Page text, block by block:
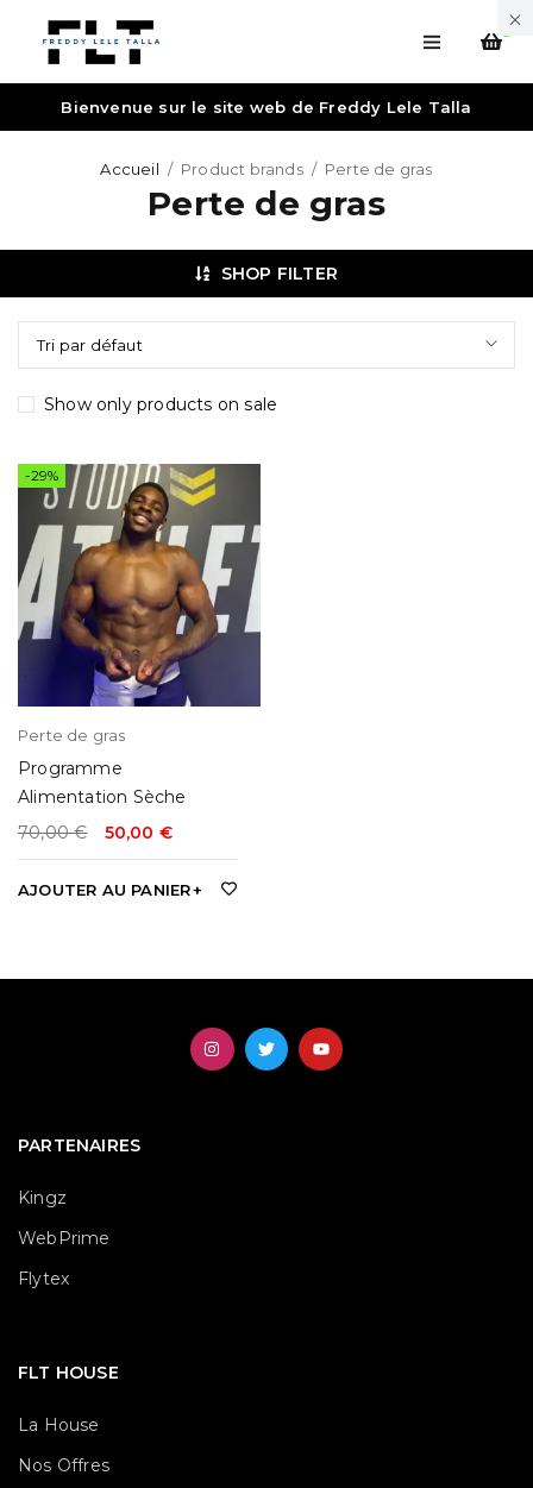
0
Bienvenue sur le site web de Freddy Lele Talla
Accueil / Product brands / Perte de gras
Perte de gras
SHOP FILTER
Tri par défaut
Show only products on sale
-29%
Perte de gras
Programme
Alimentation Sèche
70,00€ 50,00 €
AJOUTER AU PANIER
PARTENAIRES
Kingz
WebPrime
Flytex
FLT HOUSE
La House
Nos Offres